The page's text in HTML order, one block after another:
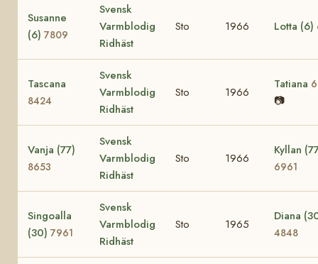
Susanne
(6) 7809
Svensk
Varmblodig
Ridhäst
Sto 1966 Lotta (6)
Tascana
8424
Svensk
Varmblodig
Ridhäst
Sto 1966
Tatiana
📷
Vanja (77)
8653
Svensk
Varmblodig
Ridhäst
Sto 1966
Kyllan
6961
Singoalla
(30) 7961
Svensk
Varmblodig
Ridhäst
Sto 1965
Diana
4848